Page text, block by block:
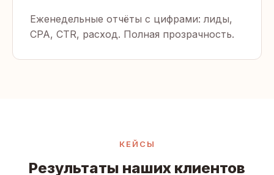
Еженедельные отчёты с цифрами: лиды,
CPA, CTR, расход. Полная прозрачность.
КЕЙСЫ
Результаты наших клиентов